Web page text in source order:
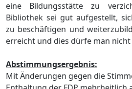
eine Bildungsstätte zu
Bibliothek sei gut aufgestellt,
zu beschäftigen und
erreicht und dies dürfe man
Abstimmungsergebnis:
Mit Änderungen gegen die